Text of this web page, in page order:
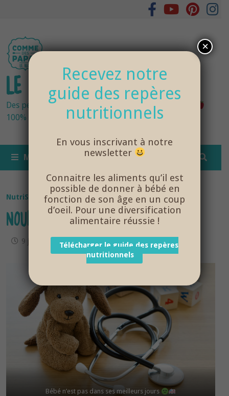
LE BLOG DES PAPAS
Des petits pots bébés fraîchement cuisinés
100% bio et de saison… et cela change tout !
MENU
NutriSanté
NOURRIR UN ENFANT MALADE
9 janvier 2020
Bébé n’est pas dans ses meilleurs jours
Recevez notre
guide des repères
nutritionnels
En vous inscrivant à notre
newsletter
Connaitre les aliments qu’il est
possible de donner à bébé en
fonction de son âge en un coup
d’oeil. Pour une diversification
alimentaire réussie !
Télécharger le guide des repères
nutritionnels
×